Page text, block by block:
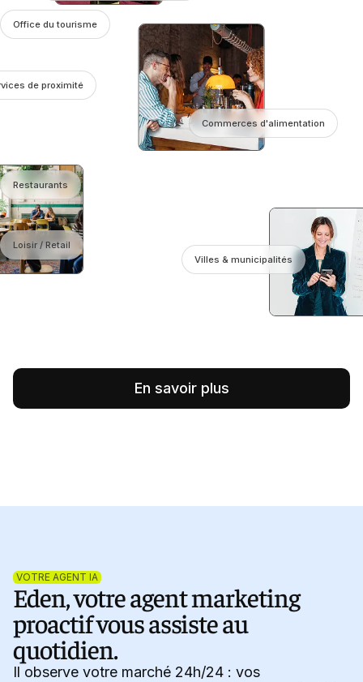
Restaurants
Office du tourisme
de proximité
Villes & municipalités
Commerces d'alimentation
Loisir / Retail
En savoir plus
VOTRE AGENT IA
Eden, votre agent marketing
proactif vous assiste au
quotidien.
Il observe votre marché 24h/24 : vos